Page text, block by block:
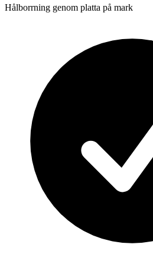
Hålborrning genom platta på mark